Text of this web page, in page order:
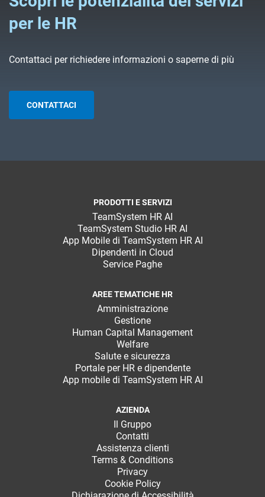
per le HR
Contattaci per richiedere informazioni o saperne di più
CONTATTACI
PRODOTTI E SERVIZI
TeamSystem HR AI
TeamSystem Studio HR AI
App Mobile di TeamSystem HR AI
Dipendenti in Cloud
Service Paghe
AREE TEMATICHE HR
Amministrazione
Gestione
Human Capital Management
Welfare
Salute e sicurezza
Portale per HR e dipendente
App mobile di TeamSystem HR AI
AZIENDA
Il Gruppo
Contatti
Assistenza clienti
Terms & Conditions
Privacy
Cookie Policy